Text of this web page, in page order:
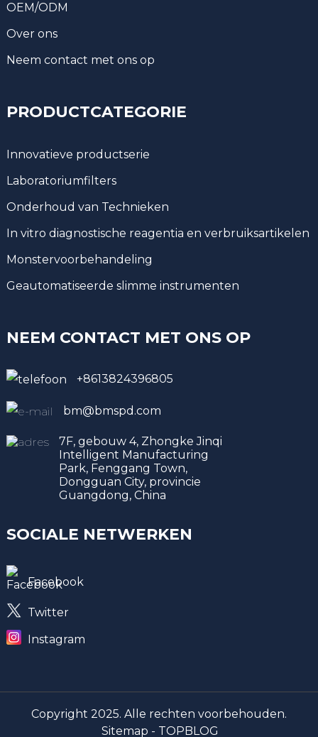
OEM/ODM
Over ons
Neem contact met ons op
PRODUCTCATEGORIE
Innovatieve productserie
Laboratoriumfilters
Onderhoud van Technieken
In vitro diagnostische reagentia en verbruiksartikelen
Monstervoorbehandeling
Geautomatiseerde slimme instrumenten
NEEM CONTACT MET ONS OP
+8613824396805
bm@bmspd.com
7F, gebouw 4, Zhongke Jinqi
Intelligent Manufacturing
Park, Fenggang Town,
Dongguan City, provincie
Guangdong, China
SOCIALE NETWERKEN
Facebook
Twitter
Instagram
Copyright 2025. Alle rechten voorbehouden.
Sitemap - TOPBLOG